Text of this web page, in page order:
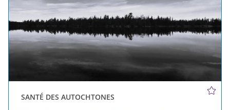
SANTÉ DES AUTOCHTONES